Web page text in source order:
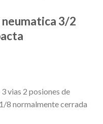
3/2
vias 2 posiones de
8 normalmente cerrada